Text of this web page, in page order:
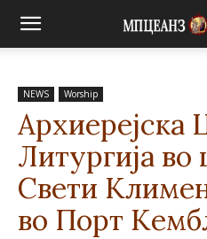
NEWS Worship
Архиерејска
Литургија во
Свети
во Порт